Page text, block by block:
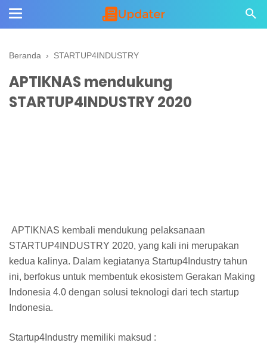
Beranda › STARTUP4INDUSTRY
APTIKNAS mendukung
STARTUP4INDUSTRY 2020
APTIKNAS kembali mendukung pelaksanaan
STARTUP4INDUSTRY 2020, yang kali ini merupakan
kedua kalinya. Dalam kegiatanya Startup4Industry tahun
ini, berfokus untuk membentuk ekosistem Gerakan Making
Indonesia 4.0 dengan solusi teknologi dari tech startup
Indonesia.
Startup4Industry memiliki maksud :